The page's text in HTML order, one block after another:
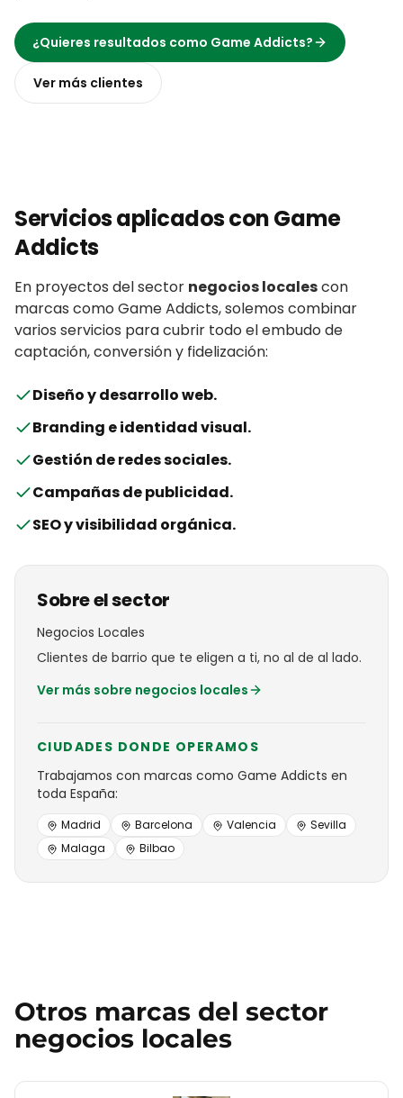
¿Quieres resultados como Game Addicts?
Ver más clientes
Servicios aplicados conGame
Addicts
En proyectos del sector negocios localescon
marcas como Game Addicts, solemos combinar
varios servicios para cubrir todo el embudo de
captación, conversión y fidelización:
Diseño y desarrollo web.
Branding e identidad visual.
Gestión de redes sociales.
Campañas de publicidad.
SEO y visibilidad orgánica.
Sobre el sector
Negocios Locales
Clientes de barrio que te eligen a ti, no al de al lado.
Ver más sobre negocios locales
CIUDADES DONDE OPERAMOS
Trabajamos con marcas como Game Addicts en
toda España:
Madrid Barcelona Valencia
Sevilla
Malaga
Bilbao
Otros marcas del sector
negocios locales